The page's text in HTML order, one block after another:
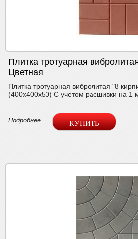
Плитка тротуарная
Цветная
Плитка тротуарная вибролитая "8
(400х400х50) С учетом расшивки на 1
Подробнее